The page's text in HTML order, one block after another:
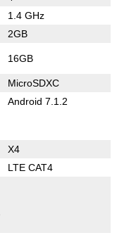
1.4 GHz
2GB
16GB
MicroSDXC
Android 7.1.2
X4
LTE CAT4